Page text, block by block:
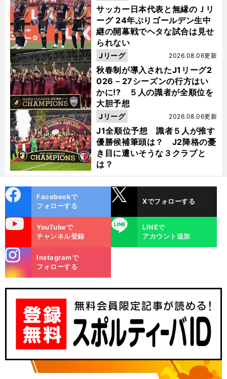
サッカー日本代表と無縁のＪリ
ーグ 24年ぶりゴールデン生中
継の開幕戦でヘタな試合は見せ
られない
秋春制が導入されたJ1リーグ2
026－27シーズンの行方はい
かに!? ５人の識者が全順位を
大胆予想
2026.08.06更新
Jリーグ
J1全順位予想 識者５人が推す
優勝候補筆頭は？ J2降格の憂
き目に遭いそうな３クラブと
は？
2026.08.06更新
Jリーグ
ok
Facebookで
フォローする
Xでフォローする
YouTubeで
チャンネル登録
LINE
LINEで
アカウント追加
m
Instagramで
フォローする